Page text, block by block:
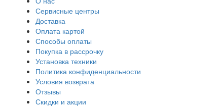
Сервисные центры
Доставка
Оплата картой
Способы оплаты
Покупка в рассрочку
Установка техники
Политика конфиденциальности
Условия возврата
Отзывы
Скидки и акции